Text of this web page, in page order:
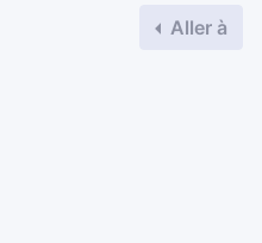
Aller à